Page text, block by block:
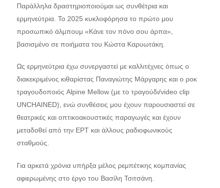
Παράλληλα δραστηριοποιούμαι ως συνθέτρια και
ερμηνεύτρια. Το 2025 κυκλοφόρησα το πρώτο μου
προσωπικό άλμπουμ «Κάνε τον πόνο σου άρπα»,
βασισμένο σε ποιήματα του Κώστα Καρυωτάκη.
Ως ερμηνεύτρια έχω συνεργαστεί με καλλιτέχνες όπως ο
διακεκριμένος κιθαρίστας Παναγιώτης Μάργαρης και ο ροκ
τραγουδοποιός Alpine Mellow (με το τραγούδι/video clip
UNCHAINED), ενώ συνθέσεις μου έχουν παρουσιαστεί σε
θεατρικές και οπτικοακουστικές παραγωγές και έχουν
μεταδοθεί από την ΕΡΤ και άλλους ραδιοφωνικούς
σταθμούς.
Για αρκετά χρόνια υπήρξα μέλος ρεμπέτικης κομπανίας
αφιερωμένης στο έργο του Βασίλη Τσιτσάνη.